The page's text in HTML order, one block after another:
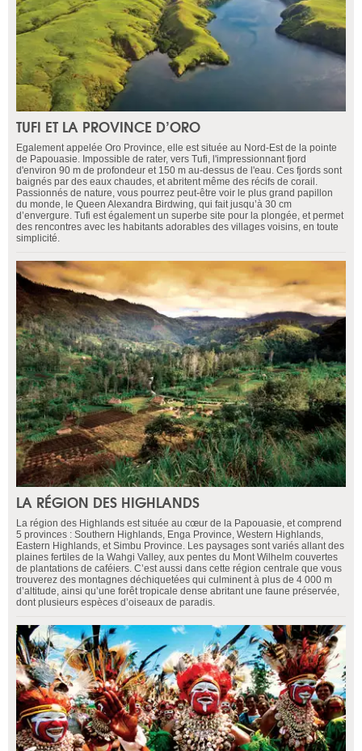
TUFI ET LA PROVINCE D’ORO
Egalement appelée Oro Province, elle est située au Nord-Est de la pointe
de Papouasie. Impossible de rater, vers Tufi, l'impressionnant fjord
d'environ 90 m de profondeur et 150 m au-dessus de l'eau. Ces fjords sont
baignés par des eaux chaudes, et abritent même des récifs de corail.
Passionnés de nature, vous pourrez peut-être voir le plus grand papillon
du monde, le Queen Alexandra Birdwing, qui fait jusqu’à 30 cm
d’envergure. Tufi est également un superbe site pour la plongée, et permet
des rencontres avec les habitants adorables des villages voisins, en toute
simplicité.
LA RÉGION DES HIGHLANDS
La région des Highlands est située au cœur de la Papouasie, et comprend
5 provinces : Southern Highlands, Enga Province, Western Highlands,
Eastern Highlands, et Simbu Province. Les paysages sont variés allant des
plaines fertiles de la Wahgi Valley, aux pentes du Mont Wilhelm couvertes
de plantations de caféiers. C’est aussi dans cette région centrale que vous
trouverez des montagnes déchiquetées qui culminent à plus de 4 000 m
d’altitude, ainsi qu’une forêt tropicale dense abritant une faune préservée,
dont plusieurs espèces d’oiseaux de paradis.